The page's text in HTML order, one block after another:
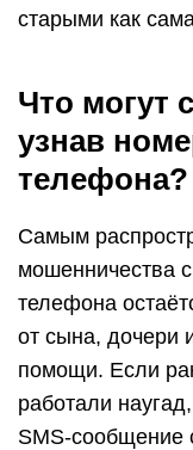
старыми как
Что могут
узнав
телефона?
Самым
мошенничества
телефона
от сына, дочери
помощи. Если
работали
SMS-